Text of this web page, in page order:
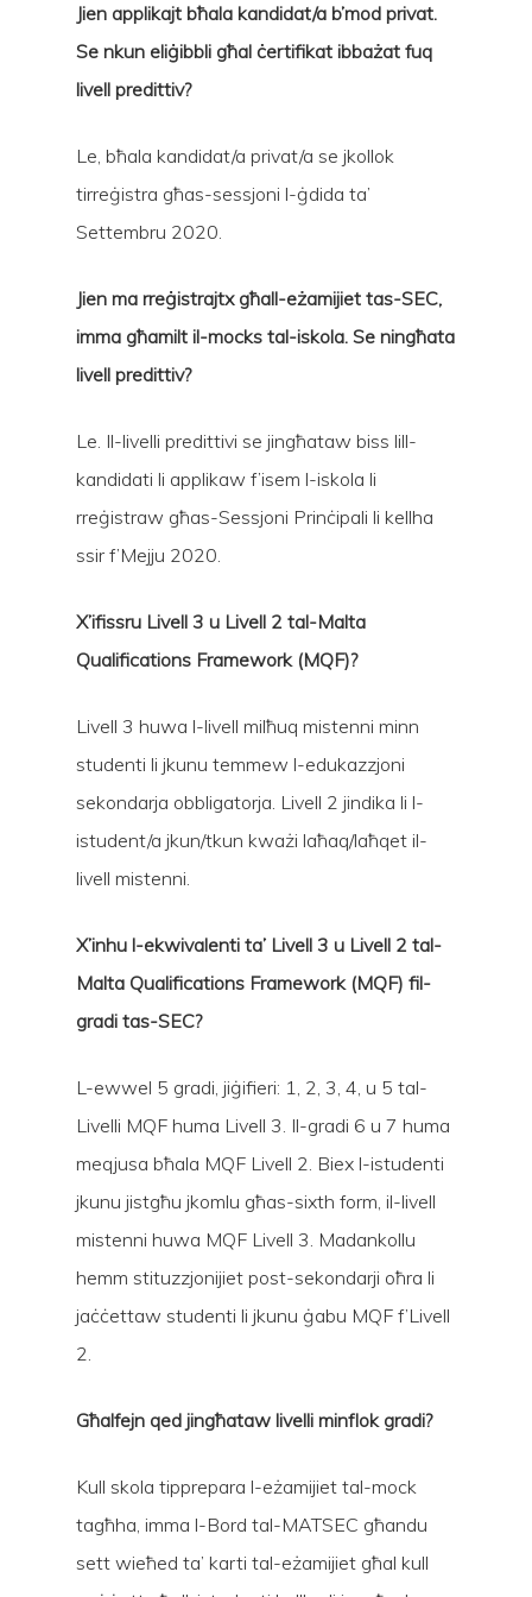
Jien applikajt bħala kandidat/a b’mod privat.
Se nkun eliġibbli għal ċertifikat ibbażat fuq
livell predittiv?
Le, bħala kandidat/a privat/a se jkollok
tirreġistra għas-sessjoni l-ġdida ta’
Settembru 2020.
Jien ma rreġistrajtx għall-eżamijiet tas-SEC,
imma għamilt il-mocks tal-iskola. Se ningħata
livell predittiv?
Le. Il-livelli predittivi se jingħataw biss lill-
kandidati li applikaw f’isem l-iskola li
rreġistraw għas-Sessjoni Prinċipali li kellha
ssir f’Mejju 2020.
X’ifissru Livell 3 u Livell 2 tal-Malta
Qualifications Framework (MQF)?
Livell 3 huwa l-livell milħuq mistenni minn
studenti li jkunu temmew l-edukazzjoni
sekondarja obbligatorja. Livell 2 jindika li l-
istudent/a jkun/tkun kważi laħaq/laħqet il-
livell mistenni.
X’inhu l-ekwivalenti ta’ Livell 3 u Livell 2 tal-
Malta Qualifications Framework (MQF) fil-
gradi tas-SEC?
L-ewwel 5 gradi, jiġifieri: 1, 2, 3, 4, u 5 tal-
Livelli MQF huma Livell 3. Il-gradi 6 u 7 huma
meqjusa bħala MQF Livell 2. Biex l-istudenti
jkunu jistgħu jkomlu għas-sixth form, il-livell
mistenni huwa MQF Livell 3. Madankollu
hemm stituzzjonijiet post-sekondarji oħra li
jaċċettaw studenti li jkunu ġabu MQF f’Livell
2.
Għalfejn qed jingħataw livelli minflok gradi?
Kull skola tipprepara l-eżamijiet tal-mock
tagħha, imma l-Bord tal-MATSEC għandu
sett wieħed ta’ karti tal-eżamijiet għal kull